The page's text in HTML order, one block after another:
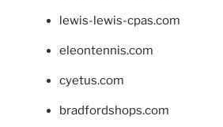
lewis-lewis-cpas.com
eleontennis.com
cyetus.com
bradfordshops.com